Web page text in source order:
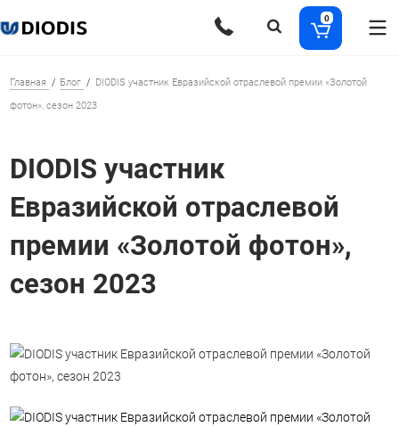
0
Главная Блог
DIODIS участник Евразийской отраслевой премии «Золотой
фотон», сезон 2023
DIODIS участник
Евразийской отраслевой
премии «Золотой фотон»,
сезон 2023